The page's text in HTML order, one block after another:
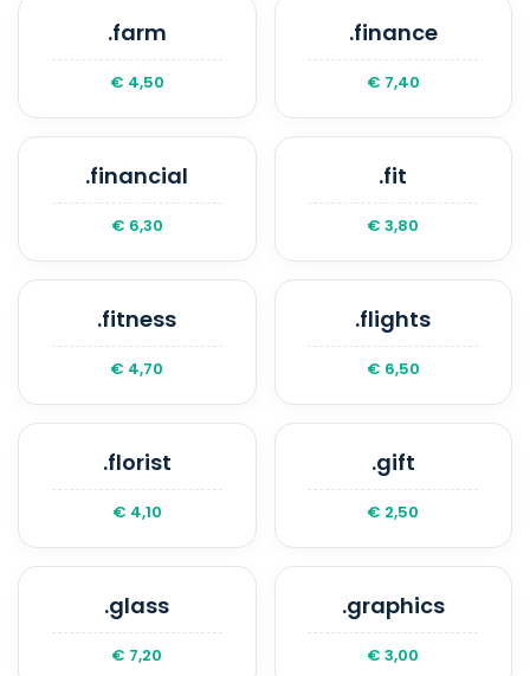
.farm
€ 4,50
.finance
€ 7,40
.financial
€ 6,30
.fit
€ 3,80
.fitness
€ 4,70
.flights
€ 6,50
.florist
€ 4,10
.gift
€ 2,50
.glass
€ 7,20
.graphics
€ 3,00